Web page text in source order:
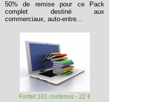
50% de remise pour ce Pack
complet destiné aux
commerciaux, auto-entre...
Forfait 181 contenus - 22 €